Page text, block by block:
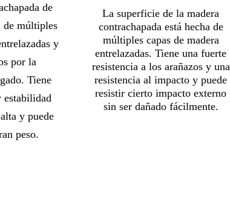
de
de múltiples
y
por la
Tiene
estabilidad
y puede
peso.
La superficie de la madera
contrachapada está hecha de
múltiples capas de madera
entrelazadas. Tiene una fuerte
resistencia a los arañazos y una
resistencia al impacto y puede
resistir cierto impacto externo
sin ser dañado fácilmente.